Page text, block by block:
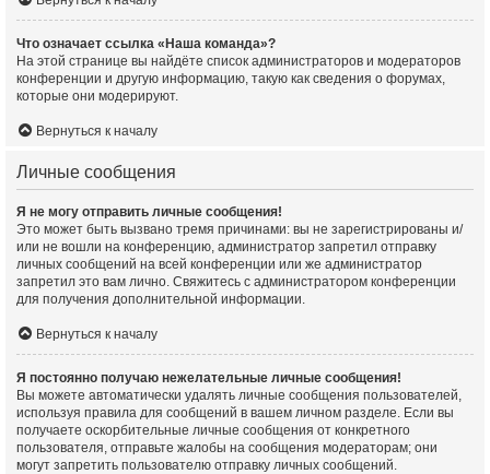
Что означает ссылка «Наша команда»?
На этой странице вы найдёте список администраторов и модераторов
конференции и другую информацию, такую как сведения о форумах,
которые они модерируют.
Вернуться к началу
Личные сообщения
Я не могу отправить личные сообщения!
Это может быть вызвано тремя причинами: вы не зарегистрированы и/
или не вошли на конференцию, администратор запретил отправку
личных сообщений на всей конференции или же администратор
запретил это вам лично. Свяжитесь с администратором конференции
для получения дополнительной информации.
Вернуться к началу
Я постоянно получаю нежелательные личные сообщения!
Вы можете автоматически удалять личные сообщения пользователей,
используя правила для сообщений в вашем личном разделе. Если вы
получаете оскорбительные личные сообщения от конкретного
пользователя, отправьте жалобы на сообщения модераторам; они
могут запретить пользователю отправку личных сообщений.